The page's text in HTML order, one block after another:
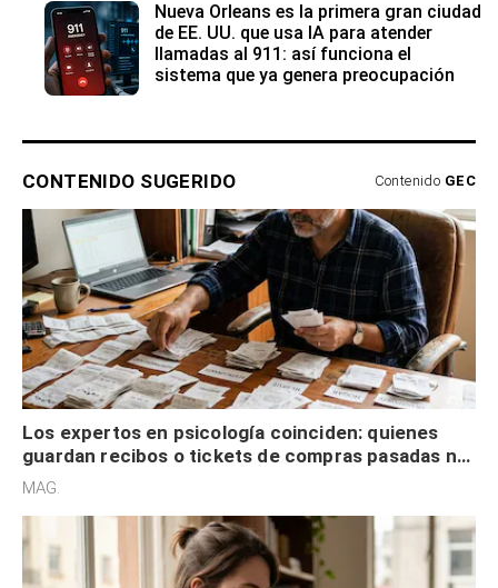
Nueva Orleans es la primera gran ciudad
de EE. UU. que usa IA para atender
llamadas al 911: así funciona el
sistema que ya genera preocupación
CONTENIDO SUGERIDO Contenido GEC
Los expertos en psicología coinciden: quienes
guardan recibos o tickets de compras pasadas no
son acumuladores, sino que tienen necesidad de
MAG.